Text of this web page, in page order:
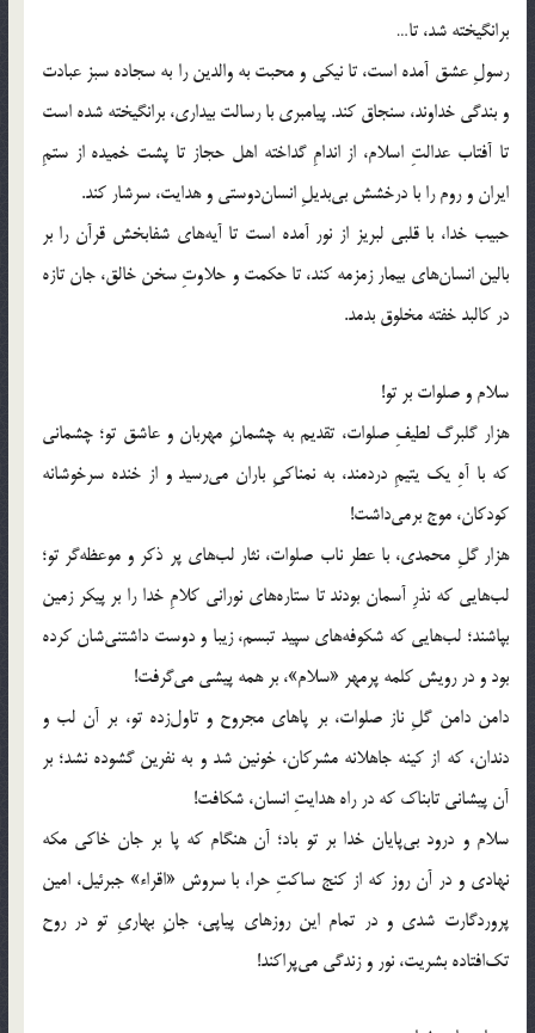
برانگیخته شد، تا…
رسولِ عشق آمده است، تا نیکی و محبت به والدین را به سجاده سبز عبادت
و بندگی خداوند، سنجاق کند. پیامبری با رسالت بیداری، برانگیخته شده است
تا آفتاب عدالتِ اسلام، از اندامِ گداخته اهل حجاز تا پشت خمیده از ستمِ
ایران و روم را با درخشش بی‌بدیلِ انسان‌دوستی و هدایت، سرشار کند.
حبیب خدا، با قلبی لبریز از نور آمده است تا آیه‌های شفابخش قرآن را بر
بالین انسان‌های بیمار زمزمه کند، تا حکمت و حلاوتِ سخن خالق، جان تازه
در کالبد خفته مخلوق بدمد.
سلام و صلوات بر تو!
هزار گلبرگ لطیفِ صلوات، تقدیم به چشمانِ مهربان و عاشق تو؛ چشمانی
که با آهِ یک یتیمِ دردمند، به نمناکیِ باران می‌رسید و از خنده سرخوشانه
کودکان، موج برمی‌داشت!
هزار گلِ محمدی، با عطر ناب صلوات، نثار لب‌های پر ذکر و موعظه‌گر تو؛
لب‌هایی که نذرِ آسمان بودند تا ستاره‌های نورانی کلامِ خدا را بر پیکر زمین
بپاشند؛ لب‌هایی که شکوفه‌های سپید تبسم، زیبا و دوست داشتنی‌شان کرده
بود و در رویش کلمه پرمهر «سلام»، بر همه پیشی می‌گرفت!
دامن دامن گلِ ناز صلوات، بر پاهای مجروح و تاول‌زده تو، بر آن لب و
دندان، که از کینه جاهلانه مشرکان، خونین شد و به نفرین گشوده نشد؛ بر
آن پیشانی تابناک که در راه هدایتِ انسان، شکافت!
سلام و درود بی‌پایان خدا بر تو باد؛ آن هنگام که پا بر جان خاکی مکه
نهادی و در آن روز که از کنج ساکتِ حرا، با سروش «اقراء» جبرئیل، امین
پروردگارت شدی و در تمام این روزهای پیاپی، جانِ بهاریِ تو در روح
تک‌افتاده بشریت، نور و زندگی می‌پراکند!